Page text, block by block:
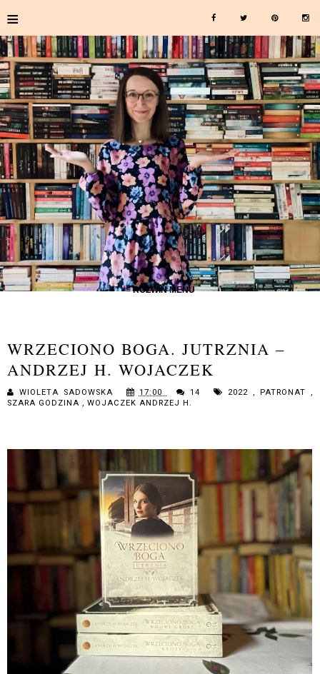
≡
≡ ROZWIŃ MENU
WRZECIONO BOGA. JUTRZNIA –
ANDRZEJ H. WOJACZEK
WIOLETA SADOWSKA 17:00 14 2022, PATRONAT,
SZARA GODZINA , WOJACZEK ANDRZEJ H.